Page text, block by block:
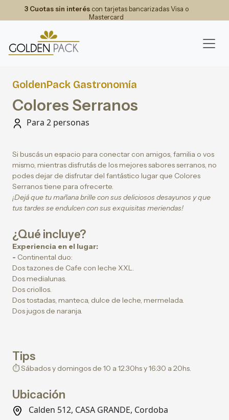
3 Cuotas sin interéscon tarjetas bancarizadas Visa o
Mastercard
GoldenPack Gastronomía
Colores Serranos
Para 2 personas
Si buscás un espacio para conectar con amigos, familia o vos
mismo, mientras disfrutás de los mejores sabores serranos, no
podes dejar de disfrutar del fantástico lugar que Colores
Serranos tiene para ofrecerte.
¡Dejá que tu mañana brille con sus deliciosos desayunos y que
tus tardes se endulcen con sus exquisitas meriendas!
¿Qué incluye?
Experiencia en el lugar:
- Continental duo:
Dos tazones de Cafe con leche XXL.
Dos medialunas.
Dos criollos.
Dos tostadas, manteca, dulce de leche, mermelada.
Dos jugos de naranja.
Tips
⏱️ Sábados y domingos de 10 a 12.30hs y 16:30 a 20hs.
Ubicación
Calden 512, CASA GRANDE, Cordoba